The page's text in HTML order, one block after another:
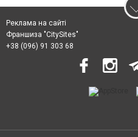
Реклама на сайті
Франшиза "CitySites"
+38 (096) 91 303 68